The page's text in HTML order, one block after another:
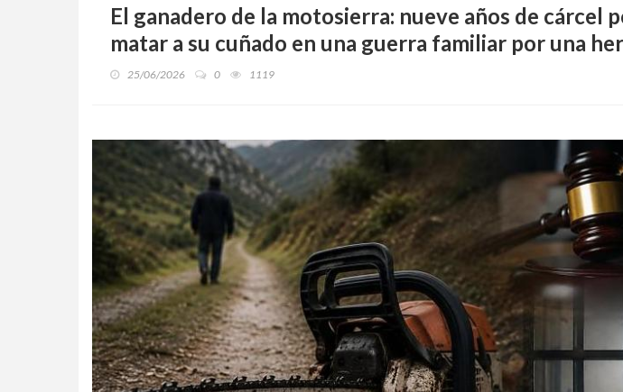
El ganadero de la motosierra: nueve años de cárcel
matar a su cuñado en una guerra familiar por una
25/06/2026 0 1119